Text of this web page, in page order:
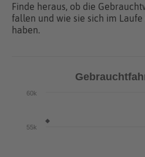
Finde heraus, ob die
fallen und wie sie sich im
haben.
55k
60k